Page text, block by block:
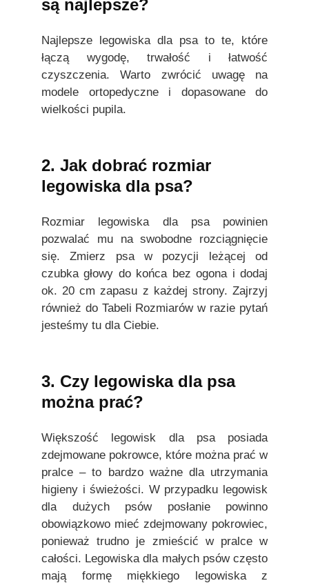
są najlepsze?
Najlepsze legowiska dla psa to te, które
łączą wygodę, trwałość i łatwość
czyszczenia. Warto zwrócić uwagę na
modele ortopedyczne i dopasowane do
wielkości pupila.
2. Jak dobrać rozmiar
legowiska dla psa?
Rozmiar legowiska dla psa powinien
pozwalać mu na swobodne rozciągnięcie
się. Zmierz psa w pozycji leżącej od
czubka głowy do końca bez ogona i dodaj
ok. 20 cm zapasu z każdej strony. Zajrzyj
również do Tabeli Rozmiarów w razie pytań
jesteśmy tu dla Ciebie.
3. Czy legowiska dla psa
można prać?
Większość legowisk dla psa posiada
zdejmowane pokrowce, które można prać w
pralce – to bardzo ważne dla utrzymania
higieny i świeżości. W przypadku legowisk
dla dużych psów posłanie powinno
obowiązkowo mieć zdejmowany pokrowiec,
ponieważ trudno je zmieścić w pralce w
całości. Legowiska dla małych psów często
mają formę miękkiego legowiska z